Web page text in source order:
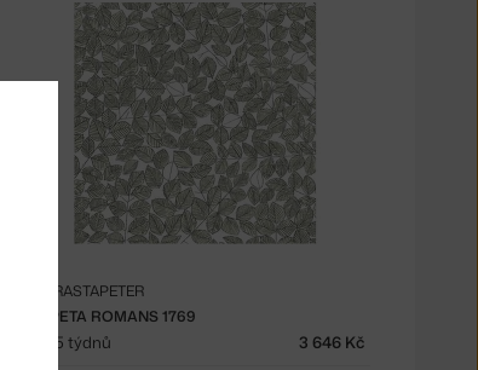
TAPETA ROMANS 1769
BORASTAPETER
3 - 5 týdnů 3 646 Kč